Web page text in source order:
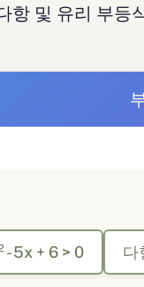
항 및 유리 부
- 5x + 6 > 0 다